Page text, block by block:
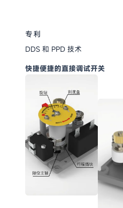
专利
DDS 和 PPD 技术
快捷便捷的直接调试开关